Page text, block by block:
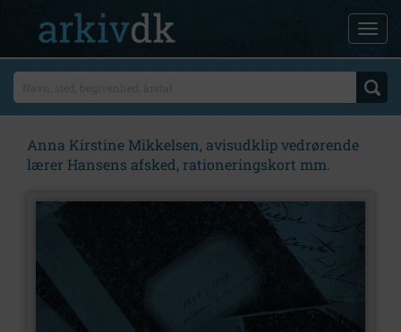
Anna Kirstine Mikkelsen, avisudklip vedrørende
lærer Hansens afsked, rationeringskort mm.